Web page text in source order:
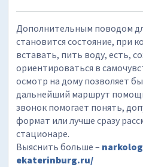
Дополнительным поводом
становится состояние, при
вставать, пить воду, есть,
ориентироваться в
осмотр на дому позволяет
дальнейший маршрут
звонок помогает понять,
формат или лучше сразу
стационаре.
Выяснить больше –
ekaterinburg.ru/